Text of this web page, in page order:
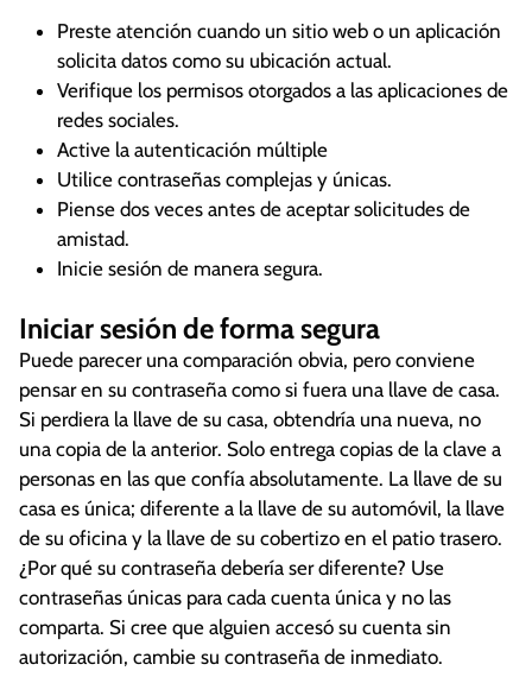
Preste atención cuando un sitio web o un aplicación
solicita datos como su ubicación actual.
Verifique los permisos otorgados a las aplicaciones de
redes sociales.
Active la autenticación múltiple
Utilice contraseñas complejas y únicas.
Piense dos veces antes de aceptar solicitudes de
amistad.
Inicie sesión de manera segura.
Iniciar sesión de forma segura
Puede parecer una comparación obvia, pero conviene
pensar en su contraseña como si fuera una llave de casa.
Si perdiera la llave de su casa, obtendría una nueva, no
una copia de la anterior. Solo entrega copias de la clave a
personas en las que confía absolutamente. La llave de su
casa es única; diferente a la llave de su automóvil, la llave
de su oficina y la llave de su cobertizo en el patio trasero.
¿Por qué su contraseña debería ser diferente? Use
contraseñas únicas para cada cuenta única y no las
comparta. Si cree que alguien accesó su cuenta sin
autorización, cambie su contraseña de inmediato.